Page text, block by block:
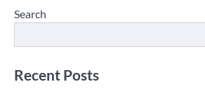
Search
Recent Posts